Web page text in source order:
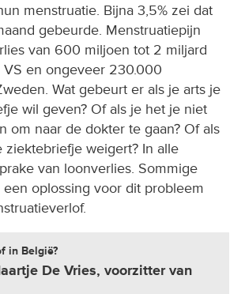
menstruatie. Bijna 3,5% zei dat
gebeurde. Menstruatiepijn
van 600 miljoen tot 2 miljard
en ongeveer 230.000
Wat gebeurt er als je arts je
wil geven? Of als je het je niet
om naar de dokter te gaan? Of als
ziektebriefje weigert? In alle
van loonverlies. Sommige
oplossing voor dit probleem
in België?
De Vries, voorzitter van